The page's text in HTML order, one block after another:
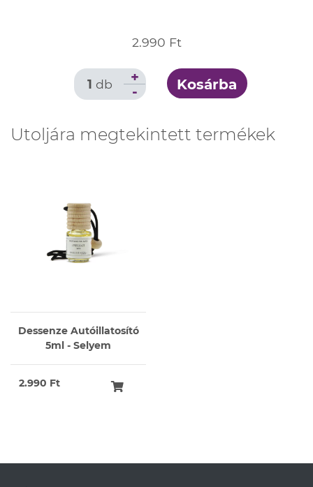
2.990 Ft
1 db -
+ Kosárba
Utoljára megtekintett termékek
Dessenze Autóillatosító
5ml - Selyem
2.990 Ft